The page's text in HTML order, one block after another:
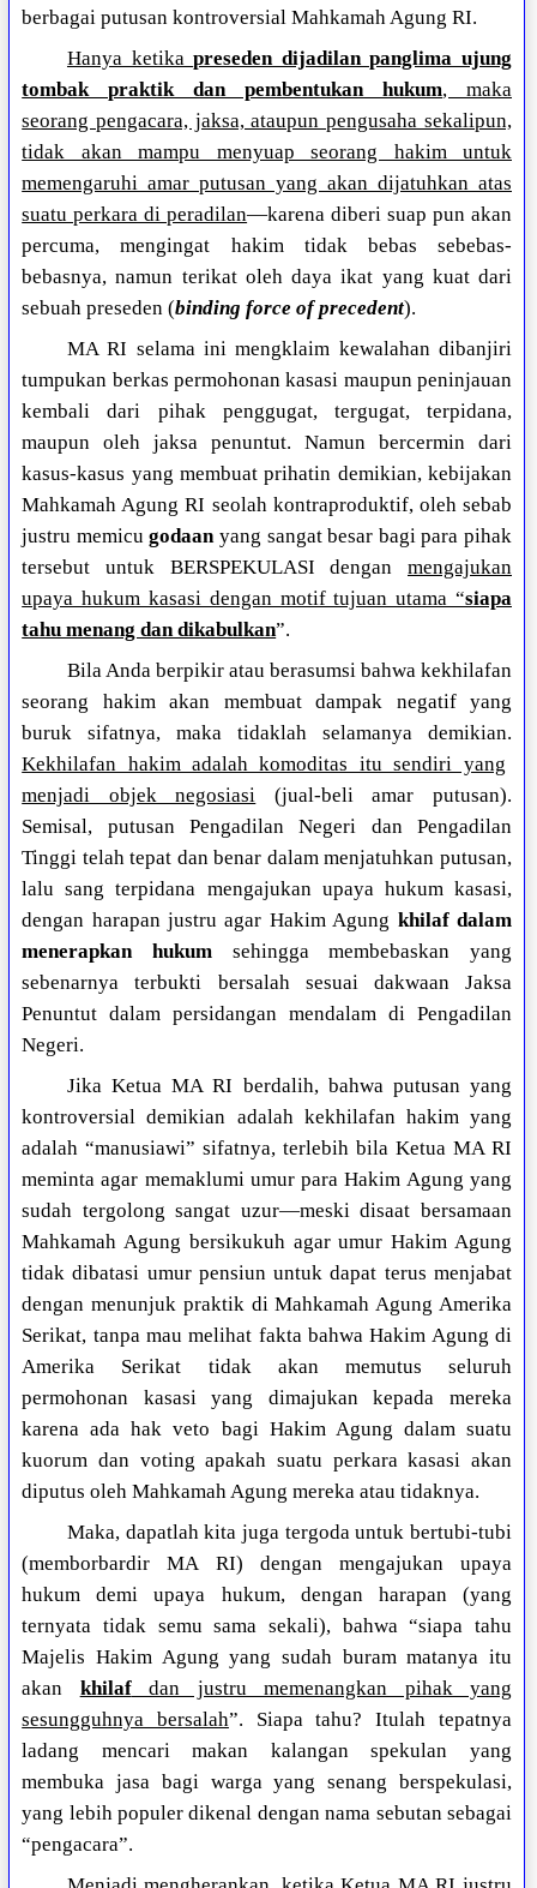
berbagai putusan kontroversial Mahkamah Agung RI.
Hanya ketikapreseden dijadilan panglima ujung
tombak praktik dan pembentukan hukum, maka
seorang pengacara, jaksa, ataupun pengusaha sekalipun,
tidak akan mampu menyuap seorang hakim untuk
memengaruhi amar putusan yang akan dijatuhkan atas
suatu perkara di peradilan—karena diberi suap pun akan
percuma, mengingat hakim tidak bebas sebebas-
bebasnya, namun terikat oleh daya ikat yang kuat dari
sebuah preseden (binding force of precedent).
MA RI selama ini mengklaim kewalahan dibanjiri
tumpukan berkas permohonan kasasi maupun peninjauan
kembali dari pihak penggugat, tergugat, terpidana,
maupun oleh jaksa penuntut. Namun bercermin dari
kasus-kasus yang membuat prihatin demikian, kebijakan
Mahkamah Agung RI seolah kontraproduktif, oleh sebab
justru memicugodaanyang sangat besar bagi para pihak
tersebut untuk BERSPEKULASI dengan mengajukan
upaya hukum kasasi dengan motif tujuan utama “siapa
tahu menang dan dikabulkan”.
Bila Anda berpikir atau berasumsi bahwa kekhilafan
seorang hakim akan membuat dampak negatif yang
buruk sifatnya, maka tidaklah selamanya demikian.
Kekhilafan hakim adalah komoditas itu sendiri yang
menjadi objek negosiasi (jual-beli amar putusan).
Semisal, putusan Pengadilan Negeri dan Pengadilan
Tinggi telah tepat dan benar dalam menjatuhkan putusan,
lalu sang terpidana mengajukan upaya hukum kasasi,
dengan harapan justru agar Hakim Agung khilaf dalam
menerapkan hukumsehingga membebaskan yang
sebenarnya terbukti bersalah sesuai dakwaan Jaksa
Penuntut dalam persidangan mendalam di Pengadilan
Negeri.
Jika Ketua MA RI berdalih, bahwa putusan yang
kontroversial demikian adalah kekhilafan hakim yang
adalah “manusiawi” sifatnya, terlebih bila Ketua MA RI
meminta agar memaklumi umur para Hakim Agung yang
sudah tergolong sangat uzur—meski disaat bersamaan
Mahkamah Agung bersikukuh agar umur Hakim Agung
tidak dibatasi umur pensiun untuk dapat terus menjabat
dengan menunjuk praktik di Mahkamah Agung Amerika
Serikat, tanpa mau melihat fakta bahwa Hakim Agung di
Amerika Serikat tidak akan memutus seluruh
permohonan kasasi yang dimajukan kepada mereka
karena ada hak veto bagi Hakim Agung dalam suatu
kuorum dan voting apakah suatu perkara kasasi akan
diputus oleh Mahkamah Agung mereka atau tidaknya.
Maka, dapatlah kita juga tergoda untuk bertubi-tubi
(memborbardir MA RI) dengan mengajukan upaya
hukum demi upaya hukum, dengan harapan (yang
ternyata tidak semu sama sekali), bahwa “siapa tahu
Majelis Hakim Agung yang sudah buram matanya itu
akan khilafdan justru memenangkan pihak yang
sesungguhnya bersalah”. Siapa tahu? Itulah tepatnya
ladang mencari makan kalangan spekulan yang
membuka jasa bagi warga yang senang berspekulasi,
yang lebih populer dikenal dengan nama sebutan sebagai
“pengacara”.